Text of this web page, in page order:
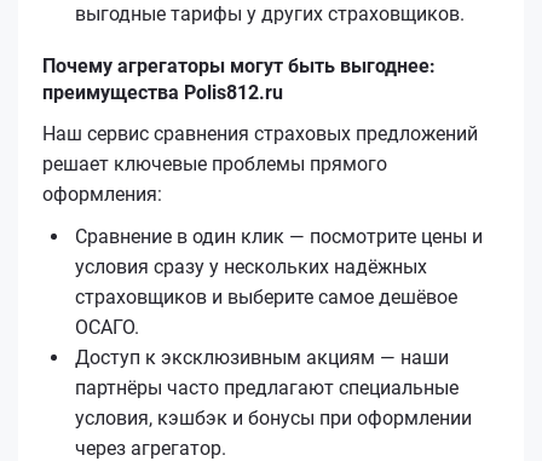
выгодные тарифы у других страховщиков.
Почему агрегаторы могут быть выгоднее:
преимущества Polis812.ru
Наш сервис сравнения страховых предложений
решает ключевые проблемы прямого
оформления:
Сравнение в один клик — посмотрите цены и
условия сразу у нескольких надёжных
страховщиков и выберите самое дешёвое
ОСАГО.
Доступ к эксклюзивным акциям — наши
партнёры часто предлагают специальные
условия, кэшбэк и бонусы при оформлении
через агрегатор.